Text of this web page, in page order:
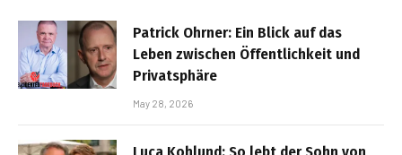
Patrick Ohrner: Ein Blick auf das
Leben zwischen Öffentlichkeit und
Privatsphäre
May 28, 2026